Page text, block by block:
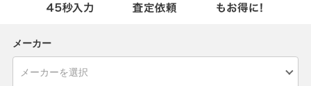
メーカー